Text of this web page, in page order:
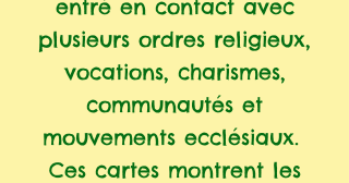
entré en contact avec
plusieurs ordres religieux,
vocations, charismes,
communautés et
mouvements ecclésiaux.
Ces cartes montrent les